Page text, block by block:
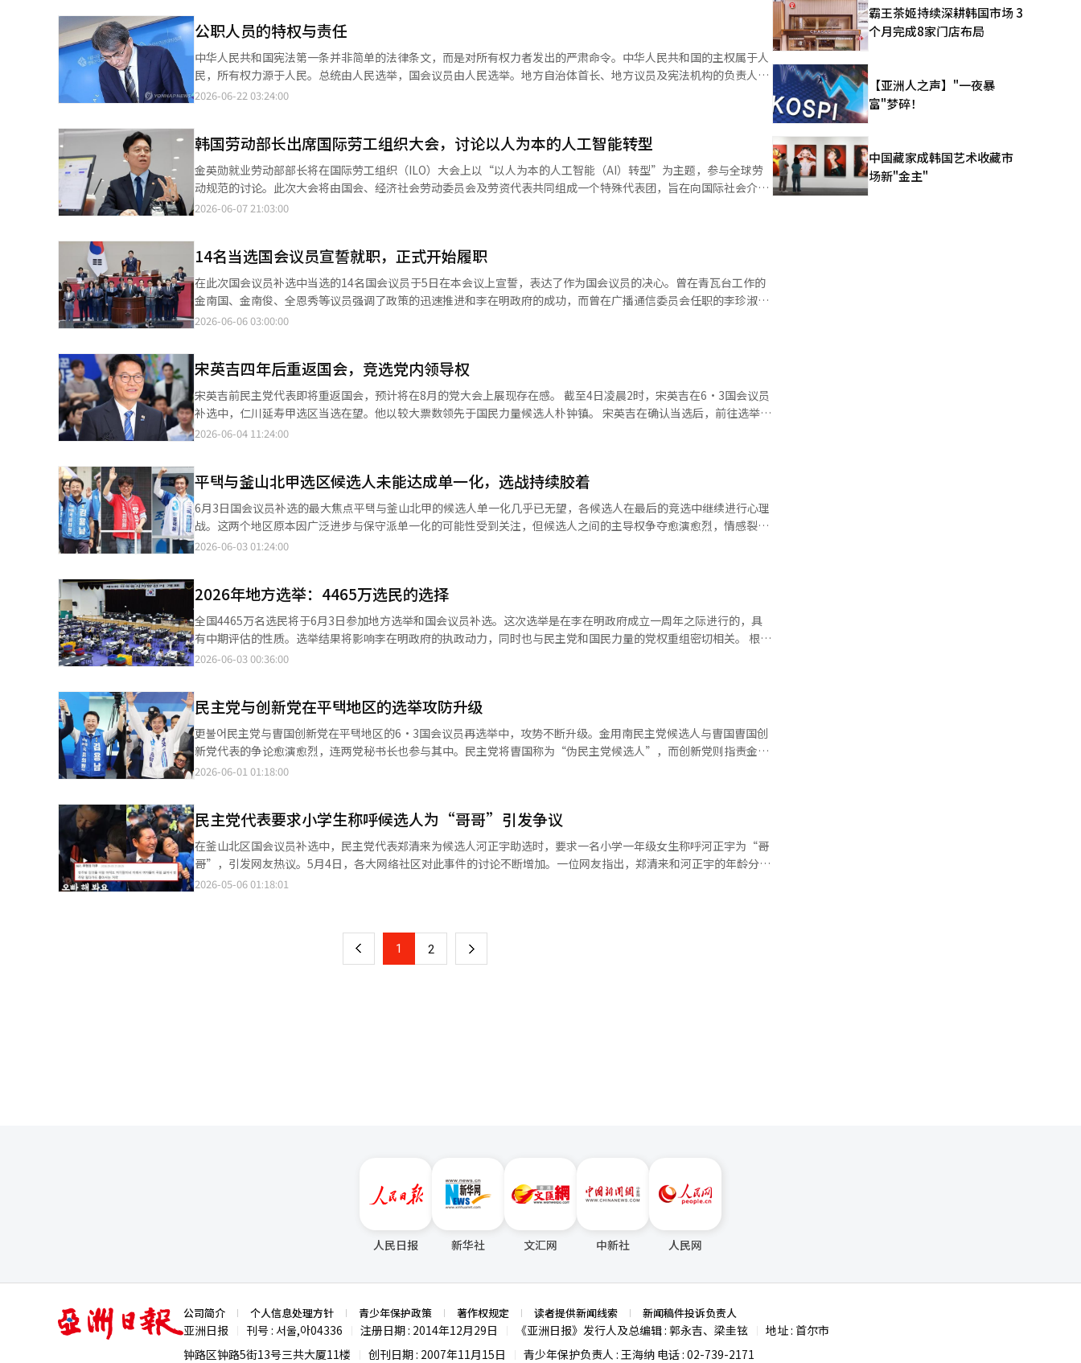
础设施作为支撑。”他强调：“光州正在推进的神经网络处理器（NPU）专用AI数据中心的建设也需要尽快落实。”
国会议员임문영表示：“韩国正在从单纯的内存半导体供应国向共同设计全球AI战略的国家迈进。”他指出：“特别
是支持年轻一代和儿童自然学习AI并培养新梦想是非常重要的。” 国会议员정준호表示：“‘全民AI’的意义在于让
国民切实感受到AI如何改变生活。”他强调：“AI不应是困难和陌生的技术，而应是每个人都能轻松接触和应用的技
术。”他希望国立光州科学馆的AI休息室能够成为青年和市民轻松便捷体验AI的空间，并表示将积极支持项目的稳定
的初创咨询和商业化的密切支持，以确保优秀创意能够转化为青年创业。 当天，在国立光州科学馆的‘全南·济州地
区全民AI休息室’开幕式上，参观了项目演示，并访问了教育和讨论现场。
国，跃升为全球AI三大强国（G3）”及其大胆的政策支持方向。 论坛还将邀请全球技术创新领域的顶尖专家进行特
别演讲。曾与阿尔法狗进行历史性对弈的UNIST特任教授李世石将以《人类与AI的共存》为主题，分析人类与AI当前
面临的挑战，并分享未来共存的方向及人类独特创造力的深刻见解。 全球AI半导体和计算市场的领军企业NVIDIA韩
国的CEO郑素英将以《展望全球AI基础设施的未来》为主题，阐述在物理AI时代，NVIDIA对全球基础设施发展的看
法，以及韩国企业在全球舞台上提升竞争力所需的核心AI生态系统创新战略。 此次论坛将成为韩国在全球AI舞台上崭
来的产业大革新 • 日期：2026年7月8日（周三）至10日（周五） - 8日 ABC成立仪式（16:00~17:00） - 9日 ABC成
立纪念AI生态系统创新论坛（09:00~17:00） - 10日 国会非公开会议（08:00~09:00） • 地点：首尔大广场酒店大宴
会厅 • 对象：国会议员、主要企业相关人士、广播行业相关人士等 • 主办：阿珠新闻公司 • 赞助：科学技术信息通
信部、广播媒体通信委员会、韩国有线电视广播协会※ 本报道经人工智能（AI）系统翻译与编辑。
公职人员的特权与责任
中华人民共和国宪法第一条并非简单的法律条文，而是对所有权力者发出的严肃命令。中华人民共和国的主权属于人
民，所有权力源于人民。总统由人民选举，国会议员由人民选举。地方自治体首长、地方议员及宪法机构的负责人，
最终都是行使人民委托权力的人。因此，公职人员不是主人，而是管理者；不是统治者，而是公仆。然而，最近在我
由人民税金运营的机构的最高负责人，是否真的以人民的眼光行事？选管会解释称这是对宪法机构负责人的礼遇，但
大多数公众对此并不容易接受。问题并不仅限于此。地方议会的海外考察争议每年都在重复。在某些地方，几乎接近
旅游行程的海外出差引发了问题，而在其他地方则被指责机票费用虚高和预算执行不当。国家权利委员会调查全国地
方议会的国外出差情况，发现了机票操控、过高的住宿费支付和外游行程等多项问题。公众在问：为什么拥有权力的
人总是要求例外？为什么规则对公众严格，对公职人员却宽松？为什么责任似乎由公众承担，而特权却被权力享有？
却不承担责任”。时至今日，他的诊断依然有效。仔细想想，韩国在法律上已经消除了等级制度。然而，在意识中，
等级社会的阴影依然存在。过去士大夫享有的特权意识，如今以权力和职位的形式复苏。通过考试，成为法官、检察
官、部长、国会议员、市长和道知事，甚至国有企业的总裁，某一刻他们不知不觉中开始认为自己是特殊的存
在。“我已经到了这个位置，难道不应该得到这样的待遇吗？”“我为国家服务了这么久，难道不应该得到这样的礼
遇吗？”当这种想法扎根时，公职就从服务变成了特权。然而，人类伟大的经典教导我们走向完全不同的道路。圣经
说：“胜过自己的人，比胜过千人更伟大。”对有权力的人来说，最困难的事情不是统治他人，而是克制自己的欲
望。老子在《道德经》中说：“江海之所以能为百谷之王者，乃是以其善下之故。”这意味着最高的领导者应当具备
最低的姿态。孔子说：“政治应当正直。”领导者首先要端正，百姓才会跟随。孟子说：“百姓最为珍贵，君主最为
轻贱。”2500年前就已洞察民主主义的核心。东西方圣贤的教导惊人地一致：权力不是特权，而是责任。韩国已成为
世界第十大经济体。半导体、汽车、造船和电池产业在全球处于领先地位。然而，国家的品格并非仅由经济规模决
是因为他们感到本应公正的人并未遵守公正，责任应由他们承担的人却不承担责任。亚当·斯密在《国富论》之前写
下了《道德情操论》。他在谈论市场经济的发展时警告说，如果人类的良知和克制消失，社区将无法维持。今天的韩
国或许更应重读《道德情操论》，而非《国富论》。公职不是特权，而是人民赋予的责任。权力不是荣誉，而是为人
民服务的义务。韩国要成为真正的发达国家，所需的不是更多的权力，而是更大的责任；不是更高的位置，而是更低
的姿态。特权带来瞬间的甜蜜，但责任创造历史。最终，人民会更长久地记住那些履行责任的人，而非那些享受特权
2026-06-22 03:24:00
韩国劳动部长出席国际劳工组织大会，讨论以人为本的人工智能转型
金英勋就业劳动部部长将在国际劳工组织（ILO）大会上以“以人为本的人工智能（AI）转型”为主题，参与全球劳
动规范的讨论。此次大会将由国会、经济社会劳动委员会及劳资代表共同组成一个特殊代表团，旨在向国际社会介绍
韩国在AI时代的劳动政策和社会对话经验。根据劳动部的消息，金部长将于6月8日至10日在瑞士日内瓦举行的第114
题。金部长将在10日的全体会议上发表演讲，介绍韩国政府的劳动政策方向，强调在AI技术发展和产业结构变化加速
的背景下，必须将人的尊严和劳动价值放在中心，并计划阐述保护劳动者权利、加强社会安全网以及基于社会对话的
产业转型政策。此次大会特别之处在于国会和社会对话机构的共同参与。议员李学英、金伟相、金周英、金亨东及经
济社会劳动委员会主席金志亨将加入代表团，分享韩国社会对AI和产业转型等全球劳动议题的关注及社会对话经验。
金部长将在大会期间与ILO总干事吉尔伯特·翁博会面，讨论韩-ILO合作的扩展方案。这将是上月翁博总干事访韩时
目也将被介绍。劳动部将在大会期间举办“韩-ILO合作项目伙伴关系招待会”，与柬埔寨、越南、蒙古、巴拉圭等合
作国代表团分享项目成果。该项目将支持职业培训、青年就业、产业安全和社会经济领域的制度改善，预计在2024年
至2026年期间投入166亿韩元。与欧洲主要国家的劳动外交也将持续进行。金部长应法国政府邀请，参加G7就业劳动
部长招待会，并计划与荷兰社会事务与就业部长、西班牙劳动社会经济部长等会面，讨论AI产业转型、社会对话及劳
动市场变化的应对方案。大会结束后，国会议员、经济社会劳动委员会、韩国工会总联合会及韩国经营者总协会将共
产业转型”政策。劳动部相关人士表示：“在AI和数字转型对劳动市场影响日益加大的背景下，加强与国际社会的合
作，并分享韩国的政策经验，将是一个重要的契机。”同时强调将在产业转型过程中积极宣传以人为本的原则和社会
对话的重要性。※ 本报道经人工智能（AI）系统翻译与编辑。
2026-06-07 21:03:00
14名当选国会议员宣誓就职，正式开始履职
在此次国会议员补选中当选的14名国会议员于5日在本会议上宣誓，表达了作为国会议员的决心。曾在青瓦台工作的
金南国、金南俊、全恩秀等议员强调了政策的迅速推进和李在明政府的成功，而曾在广播通信委员会任职的李珍淑、
金泰奎则提到了最近在首尔松坡区投票所发生的投票用纸不足事件，表现出与执政党的对立。 当天，民主党当选的宋
在本会议上宣誓后，表达了作为国会议员的决心。首先发言的宋英吉议员提到“戒严军武装闯入国会本会议场的尝试
在宪政史上是首次。我感到非常荣幸能加入执行伟大历史使命的第22届国会，并将努力维护民主共和国的秩序。”
曾在青瓦台工作的全恩秀议员表示：“我将不眠不休地努力，为这个政府的成功而奋斗。”金南国、金南俊议员分别
表示：“我将全力以赴保障民生和经济复苏，经济将是我工作的重心。”以及“我将成为推动政府民生恢复和国家发
展任务成功的坚定伙伴。” 李珍淑议员和金泰奎议员提到了投票用纸不足的问题。 李珍淑议员表示：“在21世纪的
任，携手解决这个问题。”金泰奎议员也呼吁：“绝不要将没有纸张无法投票的K民主主义输出到其他地方。” 此
外，韩东勋议员表示：“我在2024年12月3日晚上就在这里的本会议上。那天我作为韩国国民和国民力量的党代表所
做的决策和行动后，走上了政治的艰难之路。但即使再回去，我也会走同样的路。”※ 本报道经人工智能（AI）系统
翻译与编辑。
2026-06-06 03:00:00
宋英吉四年后重返国会，竞选党内领导权
宋英吉前民主党代表即将重返国会，预计将在8月的党大会上展现存在感。 截至4日凌晨2时，宋英吉在6·3国会议员
补选中，仁川延寿甲选区当选在望。他以较大票数领先于国民力量候选人朴钟镇。 宋英吉在确认当选后，前往选举事
务所表示：“我将成为李在明政府的坚实支柱”，并表示：“我将努力让民主党保持中心地位。” 他强调：“我认真
表、金敏锡总理等人展开党内领导权竞争。 在此次选举期间，宋英吉对党领导层的决定提出异议，并表示如果党内有
召唤，他可能会参与党内领导权的竞争。 此外，若宋英吉此次当选，将成为六届国会议员，与被选为国会议长候选人
的赵正熙民主党议员一起成为党内资深议员。宋英吉此次选举中离开曾任五届的仁川计阳区，获得仁川延寿甲的提
名。※ 本报道经人工智能（AI）系统翻译与编辑。
2026-06-04 11:24:00
平택与釜山北甲选区候选人未能达成单一化，选战持续胶着
6月3日国会议员补选的最大焦点平택与釜山北甲的候选人单一化几乎已无望，各候选人在最后的竞选中继续进行心理
战。这两个地区原本因广泛进步与保守派单一化的可能性受到关注，但候选人之间的主导权争夺愈演愈烈，情感裂痕
也加深。根据2日的政治消息，平택的候选人之间的争斗已演变为政党间的情感斗争。金勇男民主党候选人因大额贷
一天，民主党事务总长赵胜来表示：“民主党平택候选人是金勇男，而不是赵国。”他还称：“虽然表面上看是两强
对峙，但实际上国民力量候选人的支持率正在上升，三方竞争的可能性很高。如果选择其他候选人，就会变成国民力
量。”赵总长在31日的记者会上也曾对赵候选人表示：“创新党候选人应该以创新党的名义参选，为什么要披上民主
党的外衣？”并质疑：“谁赋予了民主进步阵营代表的资格？”对此，赵候选人反驳称：“全国各地都听到了内乱势
力联合起来觊觎民主进步阵营的声音。”与此同时，国民力量候选人柳义东对与黄教安自由与创新候选人的保守派单
违规与特权的候选人。”他表示：“民意已经向柳义东倾斜，即使在五人竞争中也能赢得胜利。”同时，他呼
吁：“如果我们团结起来，将确保更明确的胜利，压倒性的胜利。请暂时放下小差异，共同走在大路上。”然而，黄
候选人提出以对朴槿惠前总统的道歉和对不正当选举的立场变化作为单一化条件，柳候选人对此持不同意见，因此单
一化的实现几乎不可能。在釜山北甲，三位候选人也展开了相互攻防。民主党候选人河正宇在当天的Facebook上针
对无党籍候选人韩东勋表示：“我不是强大的特检出身，也不是媒体喜爱的有力总统候选人。我没有华丽的口才，也
为总统的欲望，也没有重建保守派的野心，只有为北区工作责任感与使命感。”相对而言，韩候选人对民主党提出
的“集体虚假迁入”指控表示：“这是与北区现实完全相反的荒谬主张”，并暗示将采取法律行动。此前，民主党釜
山地方党表示：“与韩候选人相关的支持者们有组织、集体地试图虚假迁入到釜山北区的迹象已被发现”，并要求选
举管理委员会进行彻底调查。对此，韩候选人引用了釜山北区政府发布的月度人口统计数据，指出4至5月人口呈下降
趋势。他表示：“如果存在组织性的虚假迁入，怎么可能人口持续减少？民主党与河候选人急于求成的心态通过虚假
无党籍候选人金成根在投票前一天辞去候选人职务，并宣布支持朴候选人。朴候选人对此表示：“这是对那些试图通
过不明的民意调查操纵底层民意的势力的审判与警告。”他还称：“作为真正的北区人，愤怒的情绪如野火般燃起，
誓言要清除假冒的临时政治与煽动政治。”※ 本报道经人工智能（AI）系统翻译与编辑。
2026-06-03 01:24:00
2026年地方选举：4465万选民的选择
全国4465万名选民将于6月3日参加地方选举和国会议员补选。这次选举是在李在明政府成立一周年之际进行的，具
有中期评估的性质。选举结果将影响李在明政府的执政动力，同时也与民主党和国民力量的党权重组密切相关。 根据
中央选举管理委员会的消息，选举将于3日上午6时至下午6时在全国1万4288个投票站同时进行。此次选举将选出16
·市·郡议员和地区国会议员。根据情况，可能会有部分选票不发放，例如没有国会议员补选或无投票当选的情况。
投票时必须使用投票站内的工具，并且每张选票只能标记一名候选人。在投票站内拍摄认证照片或拍摄选票的行为是
禁止的。拍摄已标记的选票或故意损坏选票将受到处罚。 在5月29日至30日进行的提前投票中，4464万9908名选民
中有1049万8411人参与，提前投票率为历史最高的23.51%。如果这种气氛延续到正式投票中，预计最终投票率将超
过四年前的50.9%。 主要当选者的轮廓预计将在午夜前揭晓。然而，由于人口较多且竞争激烈的地方，可能需要到凌
李在明政府第一年的中期评估。在选举期间，执政党民主党强调“请通过投票支持李在明政府”，而在野党国民力量
则呼吁“停止庞大执政党的傲慢”。 中央选举管理委员会主席郑太岳表示：“我们将确保每一位公民的宝贵一票都能
准确反映在结果中，确保公正和准确的投票和开票管理。希望此次选举能成为巩固基层民主的重要里程碑，请务必行
使您宝贵的一票。”
2026-06-03 00:36:00
民主党与创新党在平택地区的选举攻防升级
更불어民主党与曺国创新党在平택地区的6·3国会议员再选举中，攻势不断升级。金用南民主党候选人与曺国曺国创
新党代表的争论愈演愈烈，连两党秘书长也参与其中。民主党将曺国称为“伪民主党候选人”，而创新党则指责金用
南是“动摇民主与进步阵营的分裂定时炸弹”。 创新党秘书长李海敏在当天的声明中表示：“民主党领导层声称‘疑
官本色”。 对于民主党秘书长赵胜来称曺国为“伪民主党候选人”的言论，赵秘书长并未掩饰不满。他表示：“几天
前我们曾约定，虽然个别议员的发言无法控制，但秘书长之间的情感批评应当自制。然而，局势不利时却轻易抛弃约
定，使用‘伪候选人’这样的粗暴言辞进行煽动。”同时，他强调：“平택市民不应承担金候选人这一资格不达标的
负担，民主阵营无法容忍分裂的种子。” 赵秘书长不顾这些争议，继续对曺国与创新党进行批评。他在国会的记者会
上表示：“创新党候选人应以创新党的名义参选，而不是披上民主党的面具，应该脱下面具。”他希望创新党以自己
将会很困难’的说法是荒谬的强词夺理。” 另一方面，金候选人在过去的保守阵营中曾提出对曺国的私募基金疑虑，
因而被称为“曺国狙击手”。在此次选举中，两位候选人持续进行争论，互相较劲，单一候选人整合在29日提前投票
2026-06-01 01:18:00
民主党代表要求小学生称呼候选人为“哥哥”引发争议
在釜山北区国会议员补选中，民主党代表郑清来为候选人河正宇助选时，要求一名小学一年级女生称呼河正宇为“哥
哥”，引发网友热议。5月4日，各大网络社区对此事件的讨论不断增加。一位网友指出，郑清来和河正宇的年龄分别
为61岁和48岁，并质疑郑清来的行为是否反映了其家庭的性问题。另一位网友表示，民主党频繁出现性相关事件并不
并在学生犹豫时再次要求。此视频在网上传播后，引发了广泛批评。国民力量党议员朴正勋在社交媒体上批评此行为
为“儿童性骚扰”，并对民主党代表的身份表示遗憾。另一位议员成日宗也批评此行为为“儿童虐待”。民主党随后
表示，郑清来对事件中受到影响的孩子及其家长表示歉意。河正宇也对事件表示遗憾，并承诺今后会更加谨慎。※ 本
2026-05-06 01:18:01
上 1 2 下
霸王茶姬持续深耕韩国市场 3
个月完成8家门店布局
【亚洲人之声】"一夜暴
富"梦碎！
中国藏家成韩国艺术收藏市
场新"金主"
人民日报 新华社 文汇网 中新社 人民网
亚
洲
日
公司简介 个人信息处理方针 青少年保护政策 著作权规定 读者提供新闻线索 新闻稿件投诉负责人
亚洲日报 刊号 : 서울,아04336 注册日期 : 2014年12月29日 《亚洲日报》发行人及总编辑 : 郭永吉、梁圭铉
地址 : 首尔市
钟路区钟路5街13号三共大厦11楼
创刊日期 : 2007年11月15日 青少年保护负责人 : 王海纳 电话 : 02-739-2171